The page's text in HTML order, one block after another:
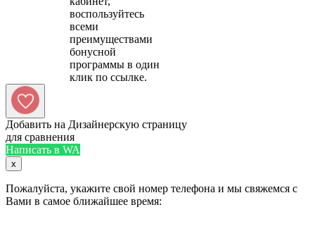
воспользуйтесь
всеми
преимуществами
бонусной
программы в один
Добавить на Дизайнерскую страницу
для сравнения
Написать в WA
x
Пожалуйста, укажите свой номер телефона и мы свяжемся с
Вами в самое ближайшее время: